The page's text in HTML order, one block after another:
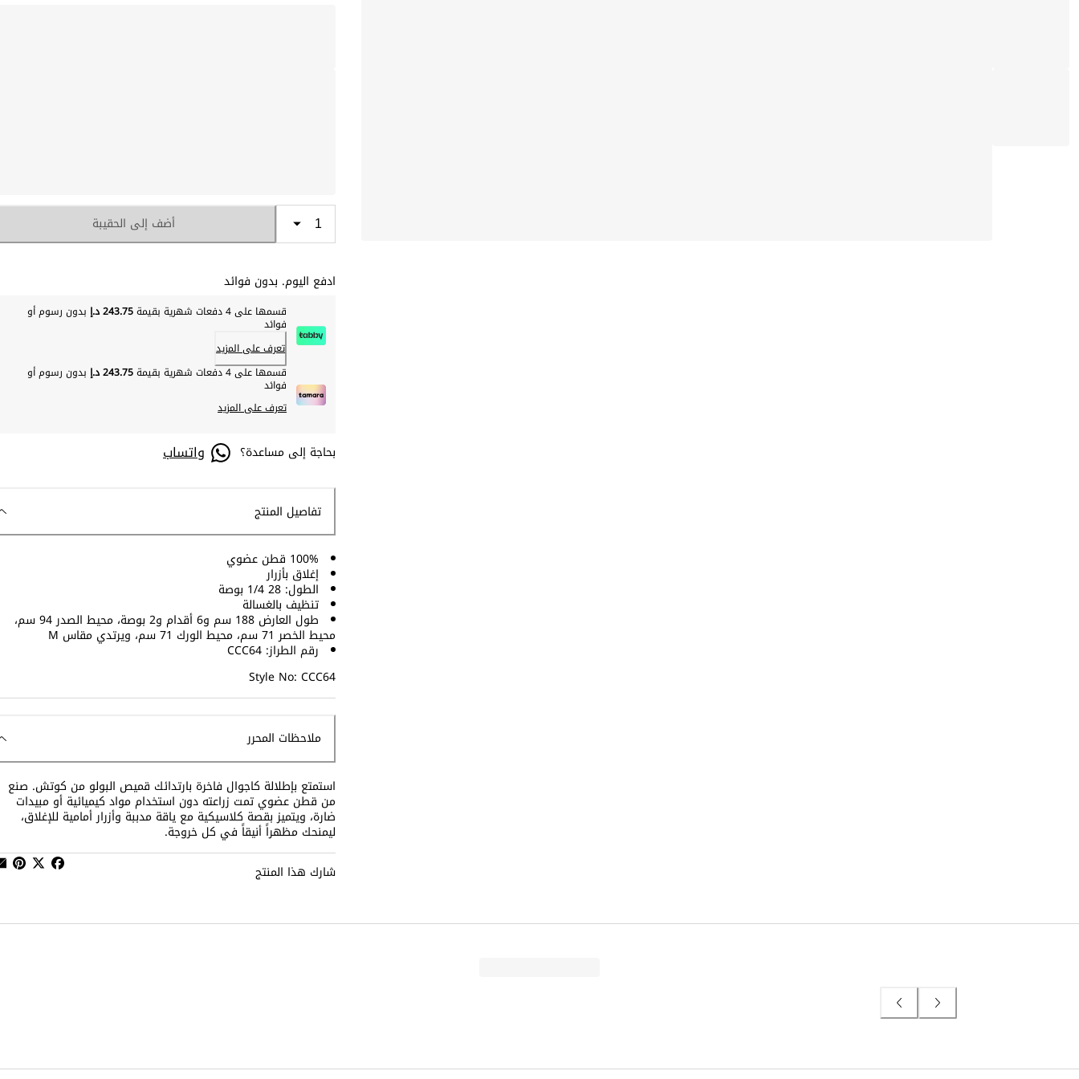
أضف إلى الحقيبة
ادفع اليوم. بدون فوائد
قسمها على 4 دفعات شهرية بقيمة 243.75 د.إ بدون رسوم أو
فوائد
تعرف على المزيد
قسمها على 4 دفعات شهرية بقيمة
243.75 د.إ بدون رسوم أو
فوائد
تعرف على المزيد
بحاجة إلى مساعدة؟ واتساب
تفاصيل المنتج
100% قطن عضوي
إغلاق بأزرار
الطول: 28 1/4 بوصة
تنظيف بالغسالة
طول العارض 188 سم و6 أقدام و2 بوصة، محيط الصدر 94 سم،
محيط الخصر 71 سم، محيط الورك 71 سم، ويرتدي مقاس M
رقم الطراز: CCC64
Style No: CCC64
ملاحظات المحرر
استمتع بإطلالة كاجوال فاخرة بارتدائك قميص البولو من كوتش. صنع
من قطن عضوي تمت زراعته دون استخدام مواد كيميائية أو مبيدات
ضارة، ويتميز بقصة كلاسيكية مع ياقة مدببة وأزرار أمامية للإغلاق،
ليمنحك مظهراً أنيقاً في كل خروجة.
شارك هذا المنتج